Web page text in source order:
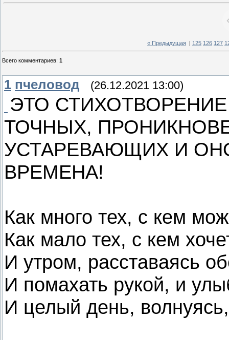
« Предыдущая 125 126 127
Всего комментариев: 1
1 пчеловод (26.12.2021 13:00)
ЭТО
ТОЧНЫХ,
УСТАРЕВАЮЩИХ И
ВРЕМЕНА!
Как много тех, с кем
Как мало тех, с кем
И утром, расставаясь
И помахать рукой, и
И целый день,